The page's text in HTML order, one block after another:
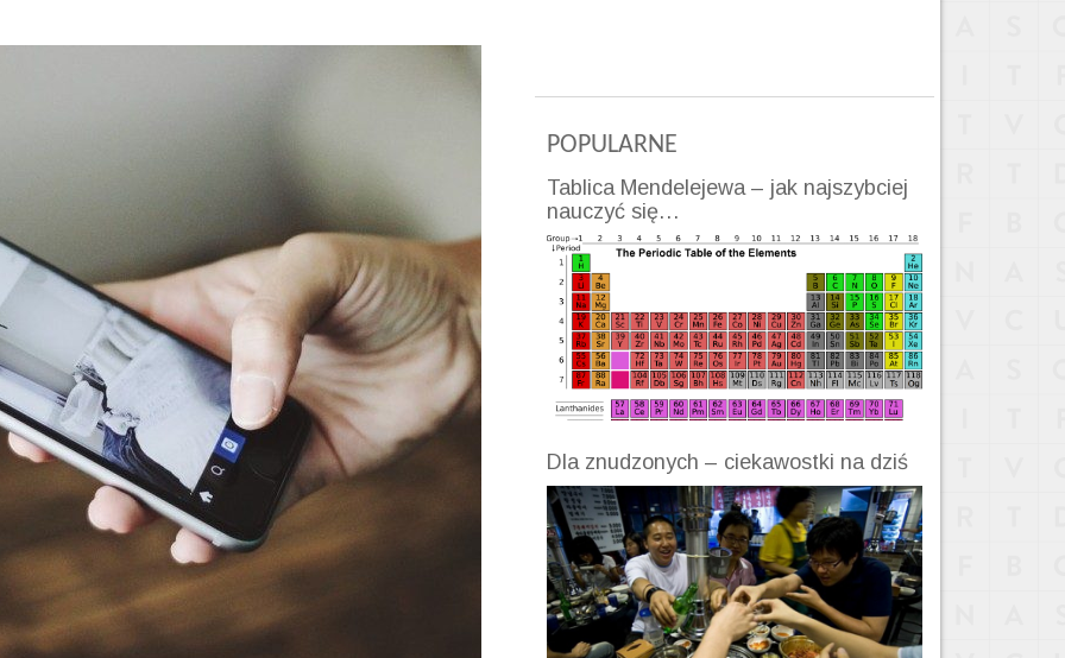
POPULARNE
Tablica Mendelejewa – jak najszybciej
nauczyć się…
Dla znudzonych – ciekawostki na dziś